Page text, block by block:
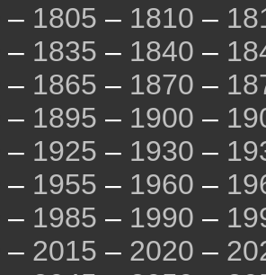
– 1805 – 1810 –
– 1835 – 1840 –
– 1865 – 1870 –
– 1895 – 1900 –
– 1925 – 1930 –
– 1955 – 1960 –
– 1985 – 1990 –
– 2015 – 2020 –